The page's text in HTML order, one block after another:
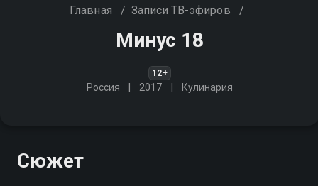
Главная / Записи ТВ-эфиров /
Минус 18
12+
Россия 2017 Кулинария
Сюжет